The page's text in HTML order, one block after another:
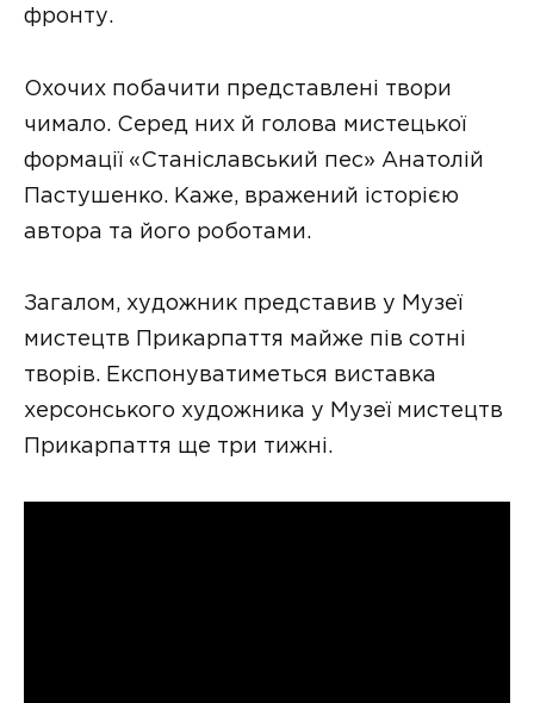
фронту.
Охочих побачити представлені твори
чимало. Серед них й голова мистецької
формації «Станіславський пес» Анатолій
Пастушенко. Каже, вражений історією
автора та його роботами.
Загалом, художник представив у Музеї
мистецтв Прикарпаття майже пів сотні
творів. Експонуватиметься виставка
херсонського художника у Музеї мистецтв
Прикарпаття ще три тижні.